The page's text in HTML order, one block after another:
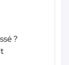
?